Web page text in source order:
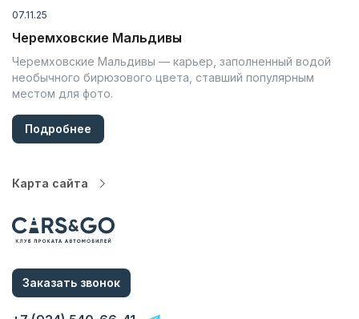
07.11.25
Черемховские Мальдивы
Черемховские Мальдивы — карьер, заполненный водой
необычного бирюзового цвета, ставший популярным
местом для фото.
Подробнее
Карта сайта
Автопарк
Цены
О компании
Заказать звонок